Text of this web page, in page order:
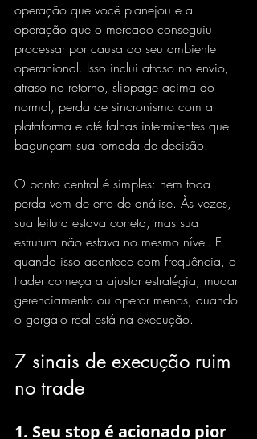
operação que você planejou e a
operação que o mercado conseguiu
processar por causa do seu ambiente
operacional. Isso inclui atraso no envio,
atraso no retorno, slippage acima do
normal, perda de sincronismo com a
plataforma e até falhas intermitentes que
bagunçam sua tomada de decisão.
O ponto central é simples: nem toda
perda vem de erro de análise. Às vezes,
sua leitura estava correta, mas sua
estrutura não estava no mesmo nível. E
quando isso acontece com frequência, o
trader começa a ajustar estratégia, mudar
gerenciamento ou operar menos, quando
o gargalo real está na execução.
7 sinais de execução ruim
no trade
1. Seu stop é acionado pior